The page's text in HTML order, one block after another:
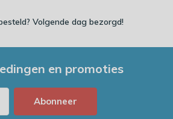
Volgende dag bezorgd!
en promoties
Abonneer